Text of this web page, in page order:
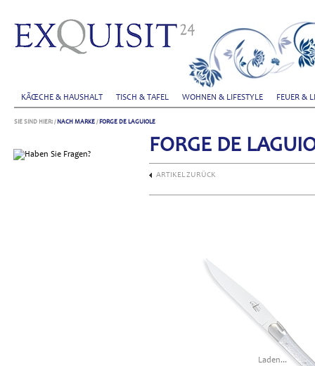
KÃŒCHE & HAUSHALT TISCH & TAFEL WOHNEN & LIFESTYLE FEUER &
SIE SIND HIER: / NACH MARKE / FORGE DE LAGUIOLE
FORGE DE
ARTIKEL ZURÜCK
Laden...